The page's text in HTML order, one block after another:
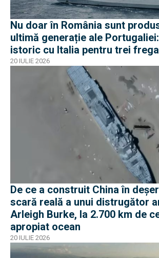
Nu doar în România sunt
ultimă generație ale
istoric cu Italia pentru trei
20 IULIE 2026
De ce a construit China în
scară reală a unui distrugător
Arleigh Burke, la 2.700 km de
apropiat ocean
20 IULIE 2026